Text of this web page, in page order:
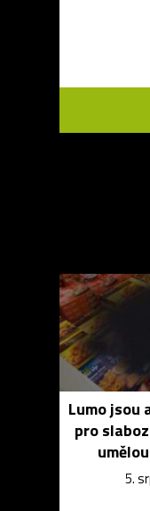
Lumo jsou
pro
5.